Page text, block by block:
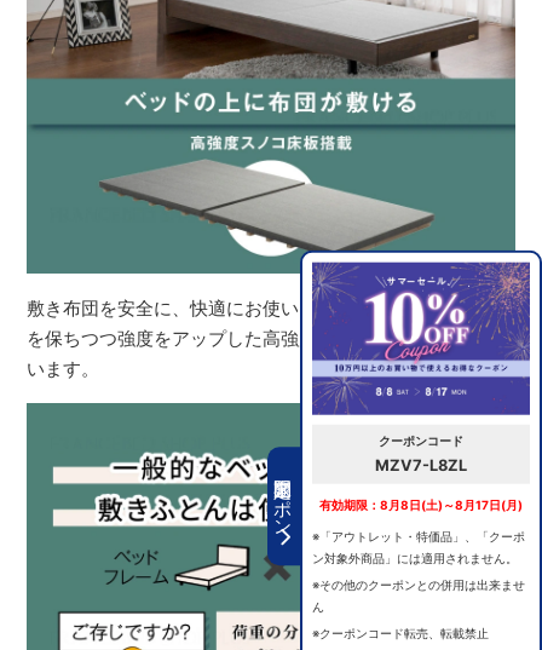
期間限定クーポン
クーポンコード
MZV7-L8ZL
有効期限：8月8日(土)～8月17日(月)
※「アウトレット・特価品」、「クーポ
ン対象外商品」には適用されません。
※その他のクーポンとの併用は出来ませ
ん
※クーポンコード転売、転載禁止
敷き布団を安全に、快適にお使いいただくために、通気性
を保ちつつ強度をアップした高強度スノコ床板を採用して
います。